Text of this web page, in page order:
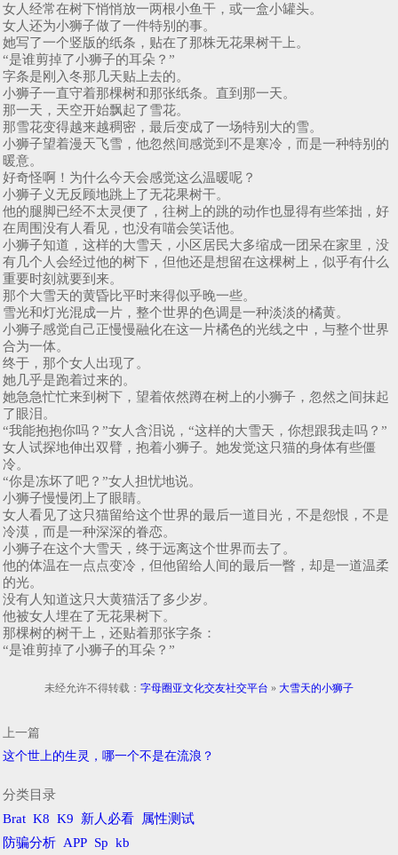
女人经常在树下悄悄放一两根小鱼干，或一盒小罐头。
女人还为小狮子做了一件特别的事。
她写了一个竖版的纸条，贴在了那株无花果树干上。
“是谁剪掉了小狮子的耳朵？”
字条是刚入冬那几天贴上去的。
小狮子一直守着那棵树和那张纸条。直到那一天。
那一天，天空开始飘起了雪花。
那雪花变得越来越稠密，最后变成了一场特别大的雪。
小狮子望着漫天飞雪，他忽然间感觉到不是寒冷，而是一种特别的
暖意。
好奇怪啊！为什么今天会感觉这么温暖呢？
小狮子义无反顾地跳上了无花果树干。
他的腿脚已经不太灵便了，往树上的跳的动作也显得有些笨拙，好
在周围没有人看见，也没有喵会笑话他。
小狮子知道，这样的大雪天，小区居民大多缩成一团呆在家里，没
有几个人会经过他的树下，但他还是想留在这棵树上，似乎有什么
重要时刻就要到来。
那个大雪天的黄昏比平时来得似乎晚一些。
雪光和灯光混成一片，整个世界的色调是一种淡淡的橘黄。
小狮子感觉自己正慢慢融化在这一片橘色的光线之中，与整个世界
合为一体。
终于，那个女人出现了。
她几乎是跑着过来的。
她急急忙忙来到树下，望着依然蹲在树上的小狮子，忽然之间抹起
了眼泪。
“我能抱抱你吗？”女人含泪说，“这样的大雪天，你想跟我走吗？”
女人试探地伸出双臂，抱着小狮子。她发觉这只猫的身体有些僵
冷。
“你是冻坏了吧？”女人担忧地说。
小狮子慢慢闭上了眼睛。
女人看见了这只猫留给这个世界的最后一道目光，不是怨恨，不是
冷漠，而是一种深深的眷恋。
小狮子在这个大雪天，终于远离这个世界而去了。
他的体温在一点点变冷，但他留给人间的最后一瞥，却是一道温柔
的光。
没有人知道这只大黄猫活了多少岁。
他被女人埋在了无花果树下。
那棵树的树干上，还贴着那张字条：
“是谁剪掉了小狮子的耳朵？”
未经允许不得转载： 字母圈亚文化交友社交平台 » 大雪天的小狮子
上一篇
这个世上的生灵，哪一个不是在流浪？
分类目录
Brat K8 K9 新人必看
属性测试
防骗分析 APP Sp kb